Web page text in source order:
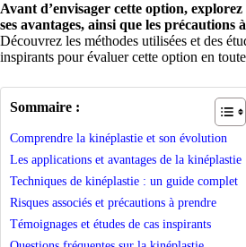
Avant d’envisager cette option, explorez
ses avantages, ainsi que les précautions
Découvrez les méthodes utilisées et des
inspirants pour évaluer cette option en
Sommaire :
Comprendre la kinéplastie et son évolution
Les applications et avantages de la kinéplastie
Techniques de kinéplastie : un guide complet
Risques associés et précautions à prendre
Témoignages et études de cas inspirants